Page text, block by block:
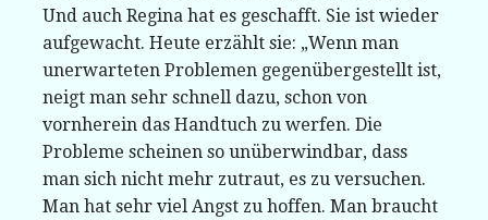
Und auch Regina hat es geschafft. Sie ist wieder
aufgewacht. Heute erzählt sie: „Wenn man
unerwarteten Problemen gegenübergestellt ist,
neigt man sehr schnell dazu, schon von
vornherein das Handtuch zu werfen. Die
Probleme scheinen so unüberwindbar, dass
man sich nicht mehr zutraut, es zu versuchen.
Man hat sehr viel Angst zu hoffen. Man braucht